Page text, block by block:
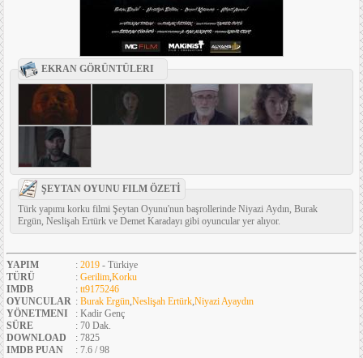
EKRAN GÖRÜNTÜLERI
ŞEYTAN OYUNU FILM ÖZETİ
Türk yapımı korku filmi Şeytan Oyunu'nun başrollerinde Niyazi Aydın, Burak
Ergün, Neslişah Ertürk ve Demet Karadayı gibi oyuncular yer alıyor.
YAPIM : 2019 - Türkiye
TÜRÜ
: Gerilim,Korku
IMDB
: tt9175246
OYUNCULAR : Burak Ergün,Neslişah Ertürk,Niyazi Ayaydın
YÖNETMENI
: Kadir Genç
SÜRE
: 70 Dak.
DOWNLOAD
: 7825
IMDB PUAN
: 7.6 / 98